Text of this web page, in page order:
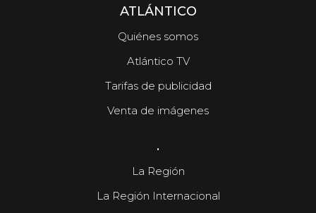
ATLÁNTICO
Quiénes somos
Atlántico TV
Tarifas de publicidad
Venta de imágenes
.
La Región
La Región Internacional